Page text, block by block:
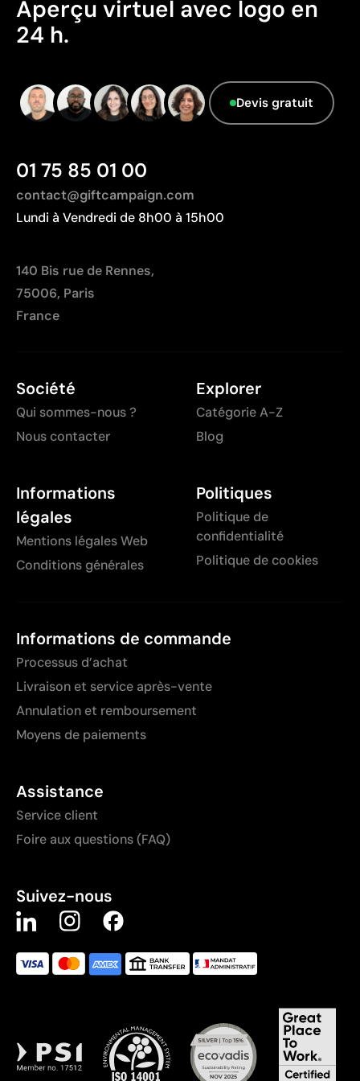
Le fournisseur ne dispose pas de cette
information.
Aperçu virtuel avec logo en
24 h.
Devis gratuit
01 75 85 01 00
contact@giftcampaign.com
Lundi à Vendredi de 8h00 à 15h00
140 Bis rue de Rennes,
75006, Paris
France
Société
Qui sommes-nous ?
Nous contacter
Explorer
Catégorie A-Z
Blog
Informations
légales
Mentions légales Web
Conditions générales
Politiques
Politique de
confidentialité
Politique de cookies
Informations de commande
Processus d’achat
Livraison et service après-vente
Annulation et remboursement
Moyens de paiements
Assistance
Service client
Foire aux questions (FAQ)
Suivez-nous